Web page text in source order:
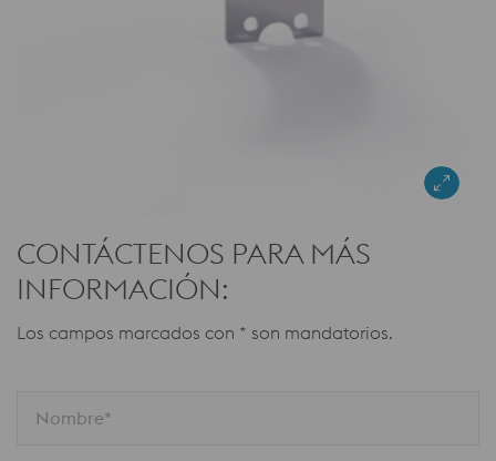
CONTÁCTENOS PARA MÁS
INFORMACIÓN:
Los campos marcados con * son mandatorios.
Nombre*